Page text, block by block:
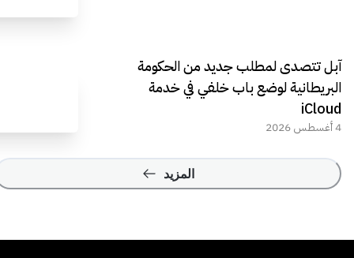
آبل تتصدى لمطلب جديد من الحكومة
البريطانية لوضع باب خلفي في خدمة
iCloud
4 أغسطس 2026
المزيد